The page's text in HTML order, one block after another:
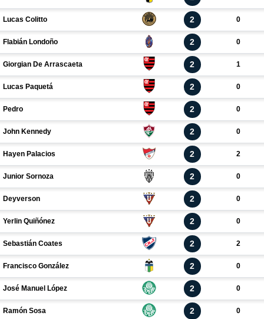
Lucas Colitto 2 0
Flabián Londoño 2 0
Giorgian De Arrascaeta 2 1
Lucas Paquetá 2 0
Pedro 2 0
John Kennedy 2 0
Hayen Palacios 2 2
Junior Sornoza 2 0
Deyverson 2 0
Yerlin Quiñónez 2 0
Sebastián Coates 2 2
Francisco González 2 0
José Manuel López 2 0
Ramón Sosa 2 0